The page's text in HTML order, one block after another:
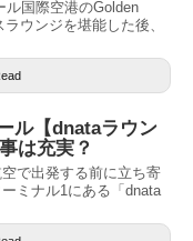
ル国際空港のGolden
ウンジを堪能した後、
ル【dnataラウン
は充実？
で出発する前に立ち寄
ミナル1にある「dnata